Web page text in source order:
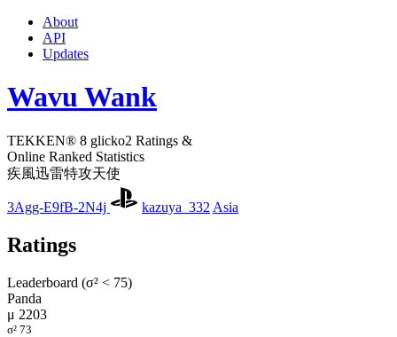
About
API
Updates
Wavu Wank
TEKKEN® 8 glicko2 Ratings &
Online Ranked Statistics
疾風迅雷特攻天使
3Agg-E9fB-2N4j kazuya_332 Asia
Ratings
Leaderboard (σ² < 75)
Panda
μ 2203
σ² 73